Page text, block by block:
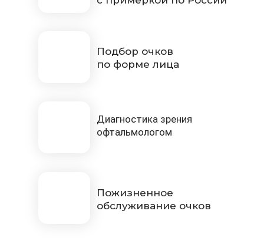
Подбор очков
по форме лица
Пожизненное
обслуживание очков
Диагностика зрения
офтальмологом